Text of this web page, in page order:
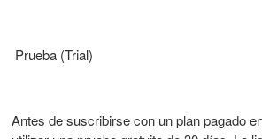
Prueba (Trial)
Antes de suscribirse con un plan pagado